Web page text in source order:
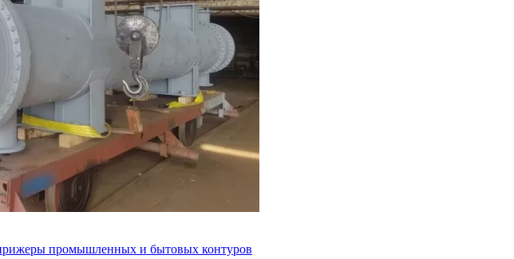
промышленных и бытовых контуров